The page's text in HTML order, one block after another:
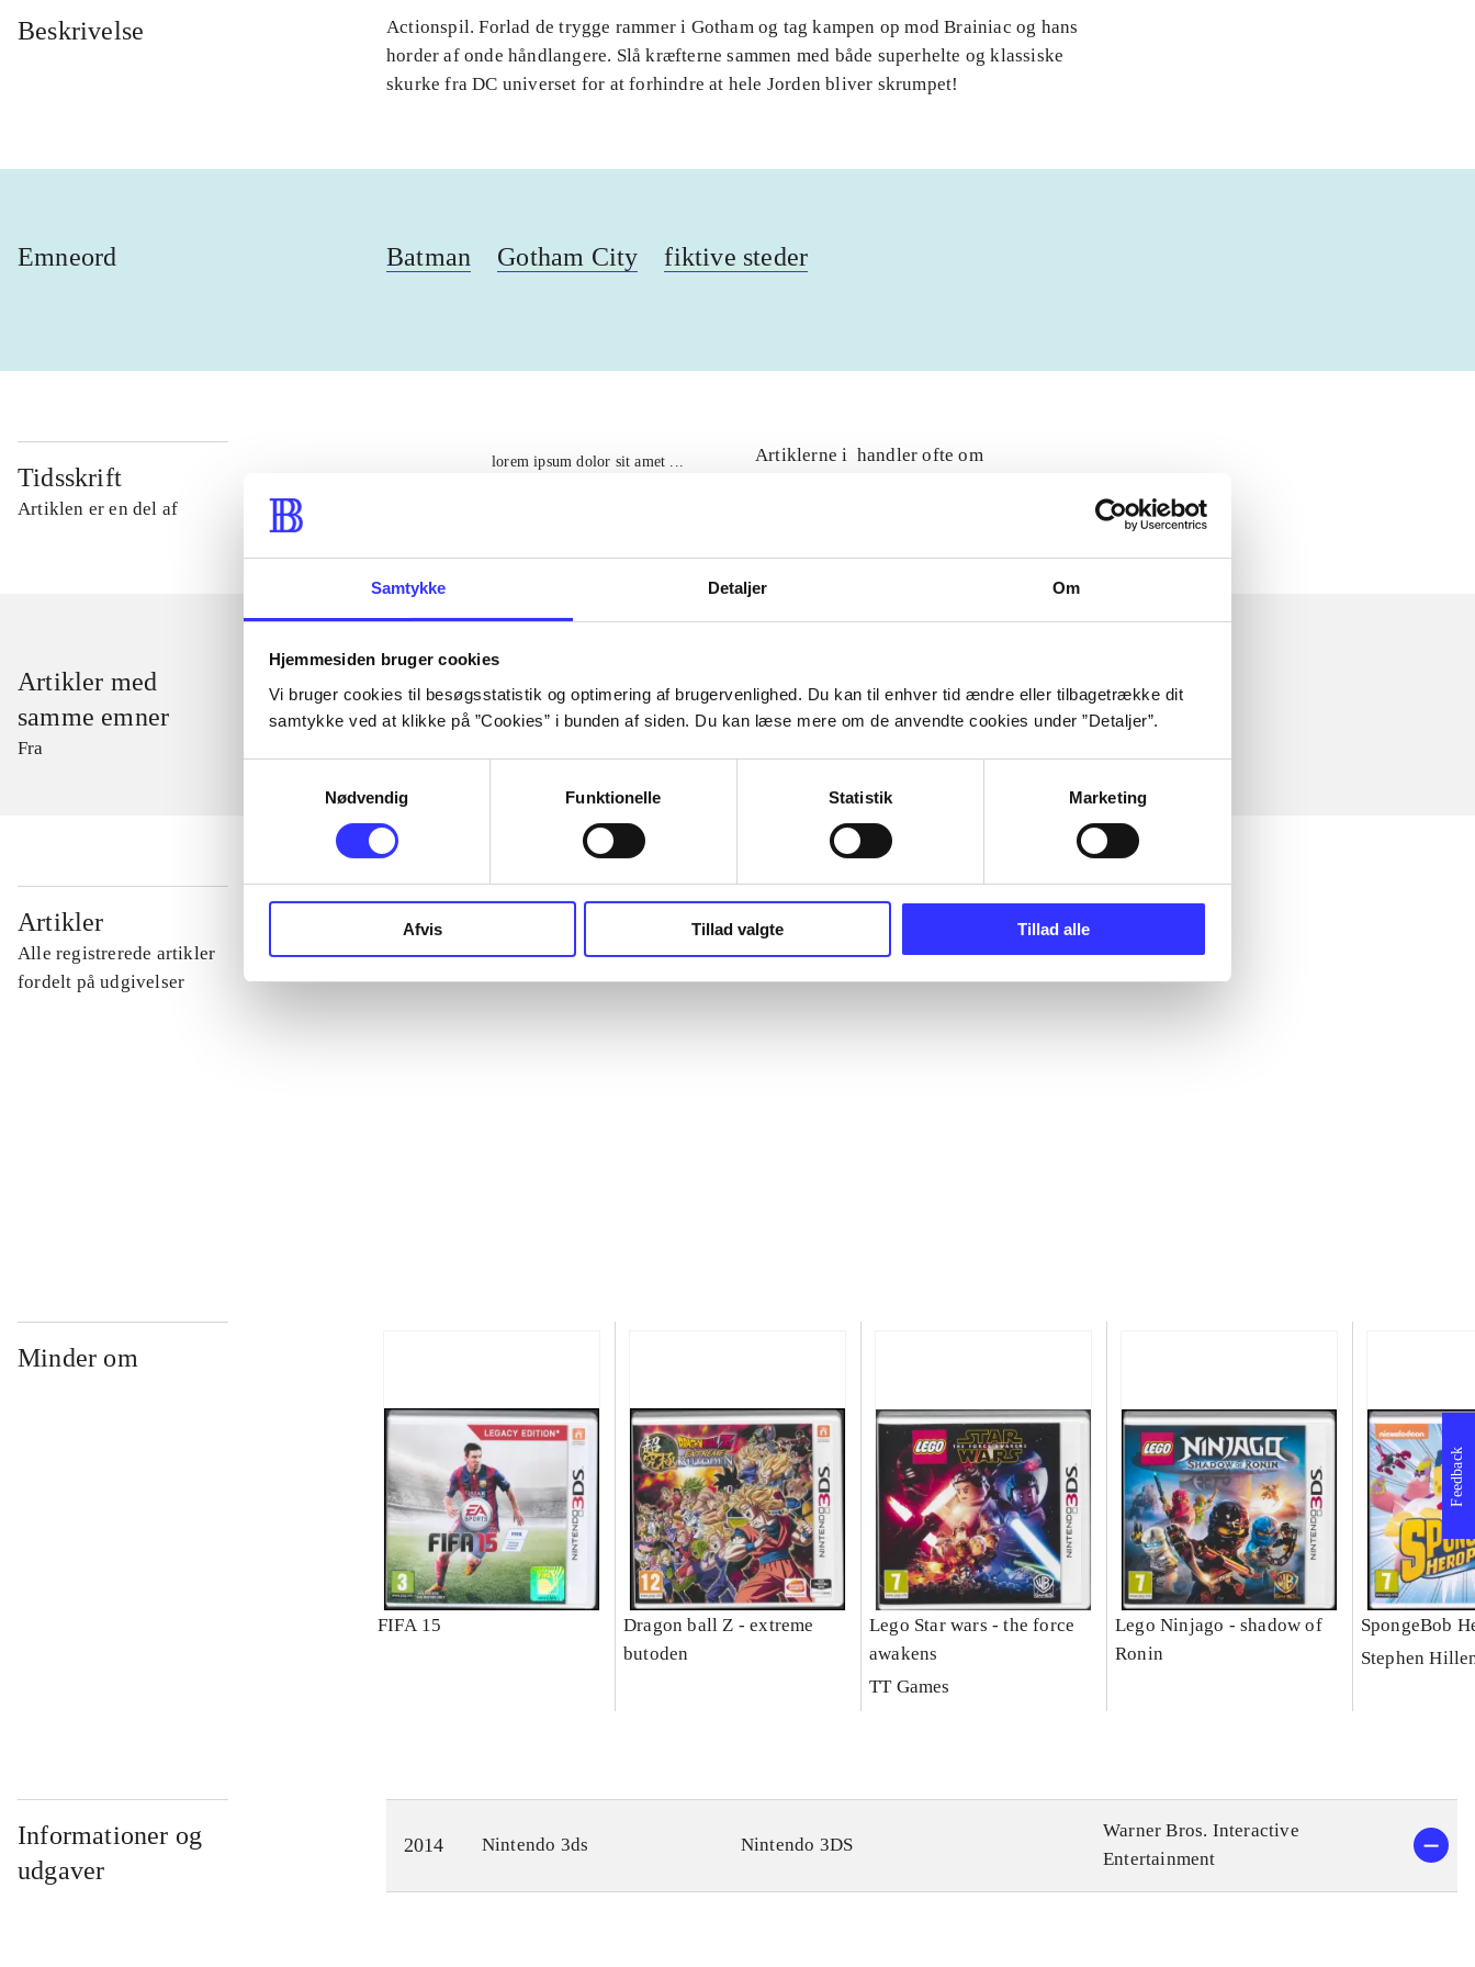
Samtykke Detaljer Om
Hjemmesiden bruger cookies
Vi bruger cookies til besøgsstatistik og optimering af brugervenlighed. Du kan til enhver tid ændre eller tilbagetrække dit
samtykke ved at klikke på ”Cookies” i bunden af siden. Du kan læse mere om de anvendte cookies under ”Detaljer”.
Nødvendig
Funktionelle Statistik Marketing
Afvis Tillad valgte Tillad alle
Beskrivelse
Actionspil. Forlad de trygge rammer i Gotham og tag kampen op mod Brainiac og hans
horder af onde håndlangere. Slå kræfterne sammen med både superhelte og klassiske
skurke fra DC universet for at forhindre at hele Jorden bliver skrumpet!
Emneord Batman Gotham City fiktive steder
Tidsskrift
Artiklen er en del af
lorem ipsum dolor sit amet ...
Artiklerne i handler ofte om
Artikler med
samme emner
Fra
Artikler
Alle registrerede artikler
fordelt på udgivelser
...
...
Minder om
FIFA 15
Dragon ball Z - extreme
butoden
Lego Star wars - the force
awakens
TT Games
Lego Ninjago - shadow of
Ronin
SpongeBob
Stephen
Informationer og
udgaver
2014 Nintendo 3ds Nintendo 3DS
Warner Bros. Interactive
Entertainment
Feedback